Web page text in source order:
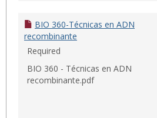
BIO 360-Técnicas en ADN
recombinante
Required
BIO 360 - Técnicas en ADN
recombinante.pdf